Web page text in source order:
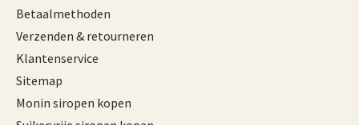
Betaalmethoden
Verzenden & retourneren
Klantenservice
Sitemap
Monin siropen kopen